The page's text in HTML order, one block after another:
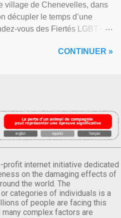
village de Chenevelles, dans
décupler le temps d’une
vous des Fiertés LGBT+
CONTINUER »
profit internet initiative dedicated
on the damaging effects of
the world. The
categories of individuals is a
of people are facing this
complex factors are